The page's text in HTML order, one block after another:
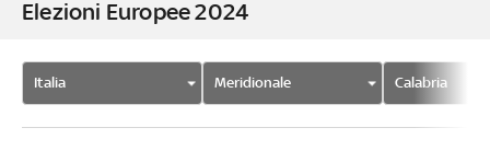
Elezioni Europee 2024
Italia Meridionale Calabria